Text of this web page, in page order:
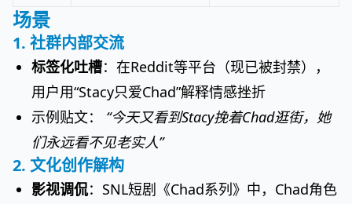
场景
1. 社群内部交流
标签化吐槽：在Reddit等平台（现已被封禁），
用户用“Stacy只爱Chad”解释情感挫折
示例贴文： “今天又看到Stacy挽着Chad逛街，她
们永远看不见老实人”
2. 文化创作解构
影视调侃：SNL短剧《Chad系列》中，Chad角色